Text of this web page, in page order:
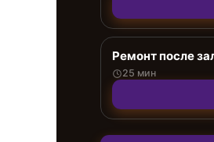
Ремонт после
25 мин